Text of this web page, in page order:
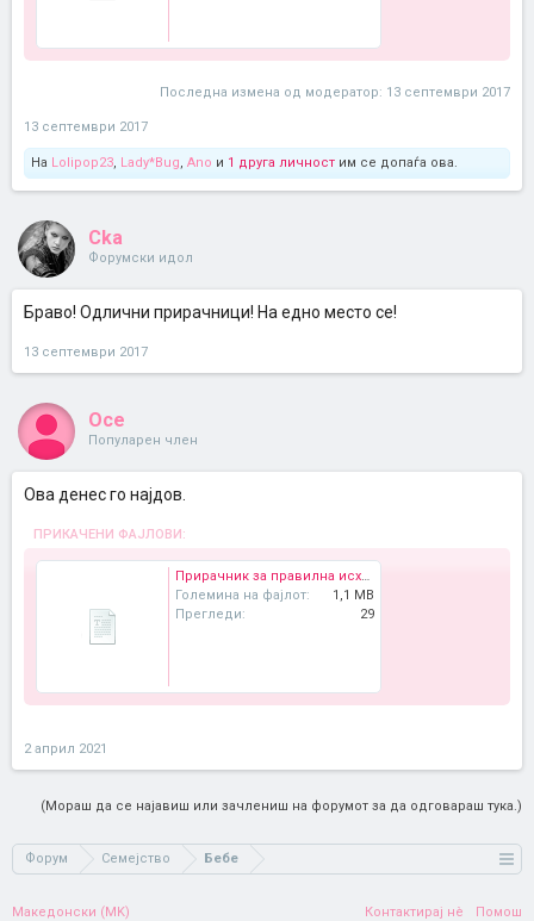
Последна измена од модератор: 13 септември 2017
13 септември 2017
На Lolipop23, Lady*Bug, Ano и 1 друга личност им се допаѓа ова.
Cka
Форумски идол
Браво! Одлични прирачници! На едно место се!
13 септември 2017
Осе
Популарен член
Ова денес го најдов.
ПРИКАЧЕНИ ФАЈЛОВИ:
Прирачник за правилна исхрана на доенчиња и мали деца.pdf
Големина на фајлот:
1,1 MB
Прегледи:
29
2 април 2021
(Мораш да се најавиш или зачлениш на форумот за да одговараш тука.)
Форум Семејство Бебе
Македонски (MK) Контактирај нè Помош